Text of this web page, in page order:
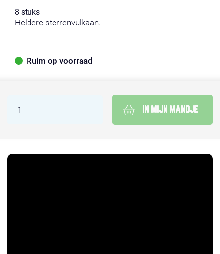
8 stuks
Heldere sterrenvulkaan.
Ruim op voorraad
IN MIJN MANDJE